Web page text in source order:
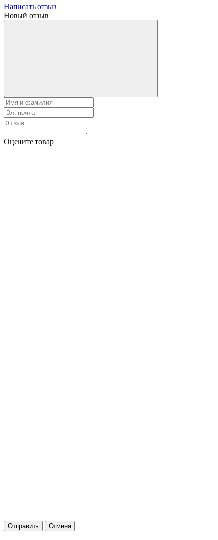
Написать отзыв
Новый отзыв
Оцените товар
Отправить Отмена